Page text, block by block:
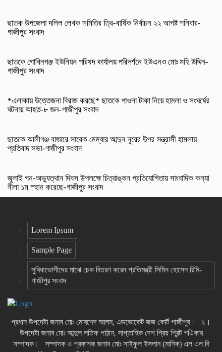
ছাতক উপজেলা দলিল লেখক সমিতির ত্রি-বার্ষিক নির্বাচন ২২ আগষ্ট শনিবার-
গাজীপুর সংবাদ
ছাতকে গোবিনগঞ্জ ইউনিয়ন পরিষদ কার্যালয় পরিদর্শনে ইউএনও মোঃ মহি উদ্দিন-
গাজীপুর সংবাদ
*এলাকায় উত্তেজনা বিরাজ করছে* ছাতকে পাওনা টাকা নিয়ে হামলা ও সংঘর্ষের
ঘটনায় আহত-৮ জন-গাজীপুর সংবাদ
ছাতকে আলীগঞ্জ বাজারে সাবেক মেম্বার আব্দুন নুরের উপর সন্ত্রাসী হামলায়
প্রতিবাদ সভা-গাজীপুর সংবাদ
জুলাই গন-অভ্যুত্থান দিবস উপলক্ষে চিত্রাঙ্কন প্রতিযোগিতায় সাংবাদিক কন্যা
নীলা ১ম স্হান করেছে-গাজীপুর সংবাদ
Lorem Ipsum
Sample Page
সুবিধাভোগীদের মাঝে চেক বিতরণ করেন প্রতিমন্ত্রী সিমিন হোসেন রিমি-
গাজীপুর সংবাদ
প্রধান উপদেষ্টা জনাব মোঃ মোরশেদ আলম, এডভোকেট জজ কোর্ট গাজীপুর। ২।
উপদেষ্টা জনাব মোঃ আব্দুল লতিফ পাঠান, সাপ্তাহিক দেশ প্রিয় প্রিন্ট পএিকার
সম্পাদক। সম্পাদক ও প্রকাশক জনাব মোঃ সাইফুল ইসলান (মানিক) এল এল বি